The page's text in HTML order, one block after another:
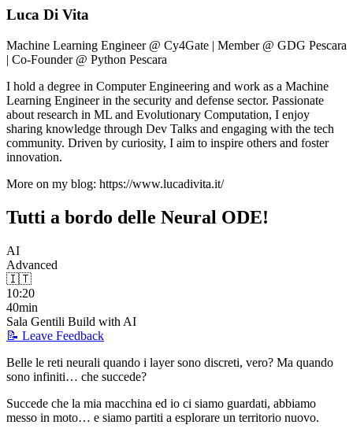
Luca Di Vita
Machine Learning Engineer @ Cy4Gate | Member @ GDG Pescara
| Co-Founder @ Python Pescara
I hold a degree in Computer Engineering and work as a Machine
Learning Engineer in the security and defense sector. Passionate
about research in ML and Evolutionary Computation, I enjoy
sharing knowledge through Dev Talks and engaging with the tech
community. Driven by curiosity, I aim to inspire others and foster
innovation.
More on my blog: https://www.lucadivita.it/
Tutti a bordo delle Neural ODE!
AI
Advanced
🇮🇹
10:20
40min
Sala Gentili Build with AI
📝 Leave Feedback
Belle le reti neurali quando i layer sono discreti, vero? Ma quando
sono infiniti… che succede?
Succede che la mia macchina ed io ci siamo guardati, abbiamo
messo in moto… e siamo partiti a esplorare un territorio nuovo.